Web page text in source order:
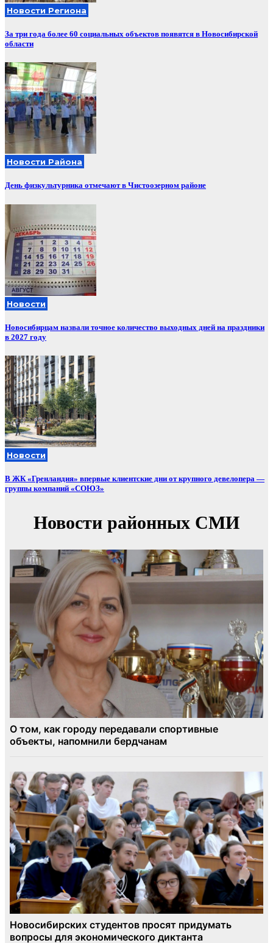
Новости Региона
За три года более 60 социальных объектов появятся в Новосибирской
области
Новости Района
День физкультурника отмечают в Чистоозерном районе
Новости
Новосибирцам назвали точное количество выходных дней на праздники
в 2027 году
Новости
В ЖК «Гренландия» впервые клиентские дни от крупного девелопера —
группы компаний «СОЮЗ»